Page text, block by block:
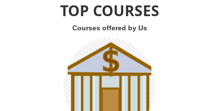
TOP COURSES
Courses offered by Us